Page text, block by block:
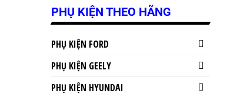
PHỤ KIỆN THEO HÃNG
PHỤ KIỆN FORD
PHỤ KIỆN GEELY
PHỤ KIỆN HYUNDAI